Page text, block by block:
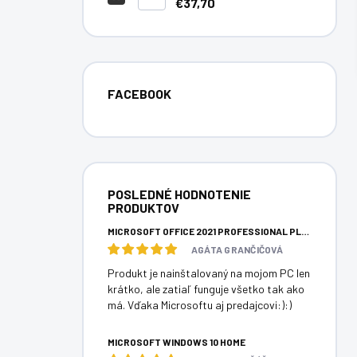
FACEBOOK
POSLEDNÉ HODNOTENIE
PRODUKTOV
MICROSOFT OFFICE 2021 PROFESSIONAL PLUS
AGÁTA GRANČIČOVÁ
Produkt je nainštalovaný na mojom PC len
krátko, ale zatiaľ funguje všetko tak ako
má. Vďaka Microsoftu aj predajcovi:):)
MICROSOFT WINDOWS 10 HOME